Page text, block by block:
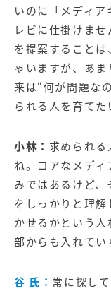
いのに「メディ
レビに仕掛けま
を提案すること
ゃいますが、あ
来は“何が問題な
られる人を育てた
小林： 求められる
ね。コアなメデ
みではあるけど
をしっかりと理
かせるかという
部からも入れてい
谷 氏： 常に探し